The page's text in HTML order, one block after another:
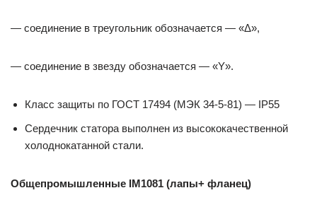
— соединение в треугольник обозначается — «Δ»,
— соединение в звезду обозначается — «Y».
Класс защиты по ГОСТ 17494 (МЭК 34-5-81) — IP55
Сердечник статора выполнен из высококачественной
холоднокатанной стали.
Общепромышленные IM1081 (лапы+ фланец)